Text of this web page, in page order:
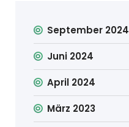
September 2024
Juni 2024
April 2024
März 2023